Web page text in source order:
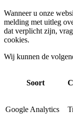
Wanneer u onze
melding met uitleg
dat verplicht zijn,
cookies.
Wij kunnen de
Soort
Google Analytics